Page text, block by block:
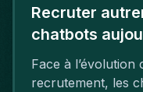
Recruter
chatbots
Face à
recrutement, les